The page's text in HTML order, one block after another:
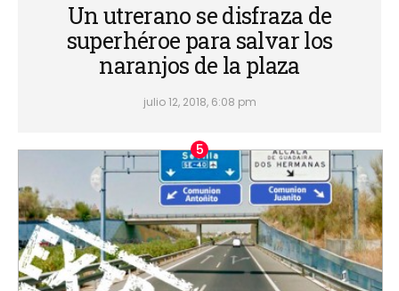
Un utrerano se disfraza de
superhéroe para salvar los
naranjos de la plaza
julio 12, 2018, 6:08 pm